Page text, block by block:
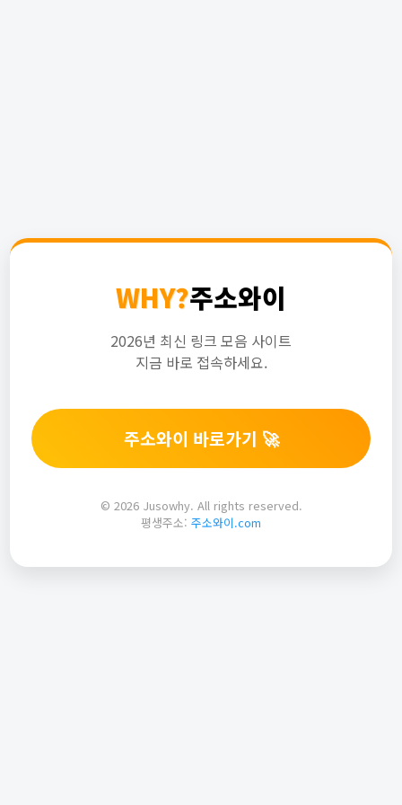
WHY?주소와이
2026년 최신 링크 모음 사이트
지금 바로 접속하세요.
주소와이 바로가기 🚀
© 2026 Jusowhy. All rights reserved.
평생주소: 주소와이.com